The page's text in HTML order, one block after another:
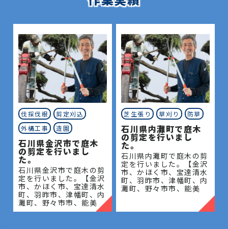
伐採伐根
剪定刈込
外構工事
造園
石川県金沢市で庭木
の剪定を行いまし
た。
石川県金沢市で庭木の剪
定を行いました。【金沢
市、かほく市、宝達清水
町、羽昨市、津幡町、内
灘町、野々市市、能美
市、川北町、小松市、白
芝生張り 草刈り 防草
石川県内灘町で庭木
の剪定を行いまし
た。
石川県内灘町で庭木の剪
定を行いました。【金沢
市、かほく市、宝達清水
町、羽昨市、津幡町、内
灘町、野々市市、能美
市、志賀町、穴水町、輪